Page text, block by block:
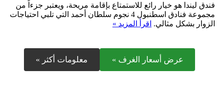
فندق ليندا هو خيار رائع للاستمتاع بإقامة مريحة، ويعتبر جزءاً من
مجموعة فنادق اسطنبول 4 نجوم سلطان أحمد التي تلبي احتياجات
الزوار بشكل مثالي. اقرأ المزيد »
عرض أسعار الغرف » معلومات أكثر »